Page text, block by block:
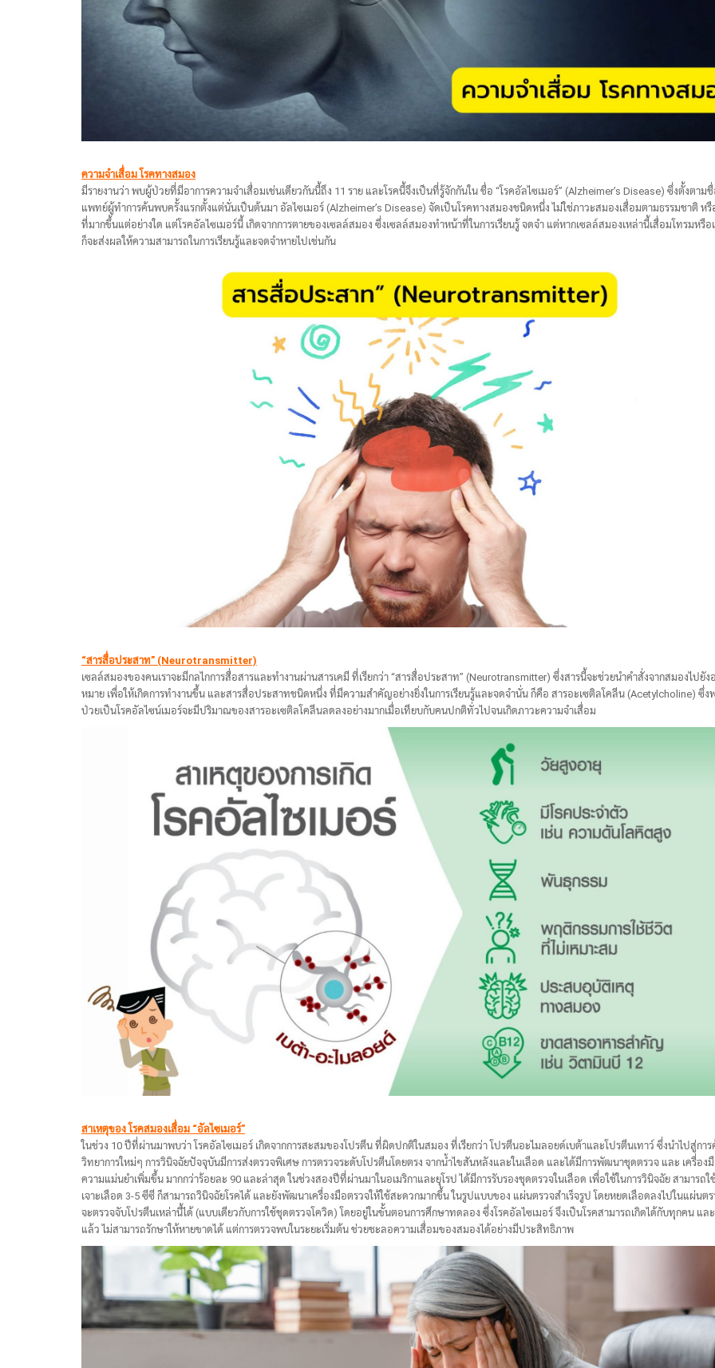
ความจำเสื่อม โรคทางสมอง
มีรายงานว่า พบผู้ป่วยที่มีอาการความจำเสื่อมเช่นเดียวกันนี้ถึง 11 ราย และโรคนี้จึงเป็นที่รู้จักกันใน ชื่อ “โรคอัลไซเมอร์” (Alzheimer’s Disease) ซึ่งตั้งตาม
แพทย์ผู้ทำการค้นพบครั้งแรกตั้งแต่นั่นเป็นต้นมา อัลไซเมอร์ (Alzheimer’s Disease) จัดเป็นโรคทางสมองชนิดหนึ่ง ไม่ใช่ภาวะสมองเสื่อมตามธรรมชาติ ห
ที่มากขึ้นแต่อย่างใด แต่โรคอัลไซเมอร์นี้ เกิดจากการตายของเซลล์สมอง ซึ่งเซลล์สมองทำหน้าที่ในการเรียนรู้ จดจำ แต่หากเซลล์สมองเหล่านี้เสื่อมโทรมหรือ
ก็จะส่งผลให้ความสามารถในการเรียนรู้และจดจำหายไปเช่นกัน
“สารสื่อประสาท” (Neurotransmitter)
เซลล์สมองของคนเราจะมีกลไกการสื่อสารและทำงานผ่านสารเคมี ที่เรียกว่า “สารสื่อประสาท” (Neurotransmitter) ซึ่งสารนี้จะช่วยนำคำสั่งจากสมองไปยัง
หมาย เพื่อให้เกิดการทำงานขึ้น และสารสื่อประสาทชนิดหนึ่ง ที่มีความสำคัญอย่างยิ่งในการเรียนรู้และจดจำนั่น ก็คือ สารอะเซติลโคลีน (Acetylcholine) ซึ่ง
ป่วยเป็นโรคอัลไซน์เมอร์จะมีปริมาณของสารอะเซติลโคลีนลดลงอย่างมากเมื่อเทียบกับคนปกติทั่วไปจนเกิดภาวะความจำเสื่อม
สาเหตุของ โรคสมองเสื่อม “อัลไซเมอร์”
ในช่วง 10 ปีที่ผ่านมาพบว่า โรคอัลไซเมอร์ เกิดจากการสะสมของโปรตีน ที่ผิดปกติในสมอง ที่เรียกว่า โปรตีนอะไมลอยด์เบต้าและโปรตีนเทาว์ ซึ่งนำไปสู่กา
วิทยาการใหม่ๆ การวินิจฉัยปัจจุบันมีการส่งตรวจพิเศษ การตรวจระดับโปรตีนโดยตรง จากน้ำไขสันหลังและในเลือด และได้มีการพัฒนาชุดตรวจ และ เครื่อง
ความแม่นยำเพิ่มขึ้น มากกว่าร้อยละ 90 และล่าสุด ในช่วงสองปีที่ผ่านมาในอเมริกาและยุโรป ได้มีการรับรองชุดตรวจในเลือด เพื่อใช้ในการวินิจฉัย สามารถใ
เจาะเลือด 3-5 ซีซี ก็สามารถวินิจฉัยโรคได้ และยังพัฒนาเครื่องมือตรวจให้ใช้สะดวกมากขึ้น ในรูปแบบของ แผ่นตรวจสำเร็จรูป โดยหยดเลือดลงไปในแผ่นต
จะตรวจจับโปรตีนเหล่านี้ได้ (แบบเดียวกับการใช้ชุดตรวจโควิด) โดยอยู่ในขั้นตอนการศึกษาทดลอง ซึ่งโรคอัลไซเมอร์ จึงเป็นโรคสามารถเกิดได้กับทุกคน แล
แล้ว ไม่สามารถรักษาให้หายขาดได้ แต่การตรวจพบในระยะเริ่มต้น ช่วยชะลอความเสื่อมของสมองได้อย่างมีประสิทธิภาพ